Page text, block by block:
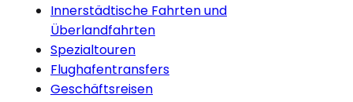
Innerstädtische Fahrten und
Überlandfahrten
Spezialtouren
Flughafentransfers
Geschäftsreisen